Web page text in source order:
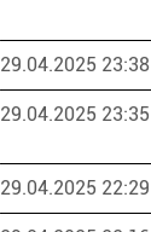
29.04.2025 23:38
29.04.2025 23:35
29.04.2025 22:29